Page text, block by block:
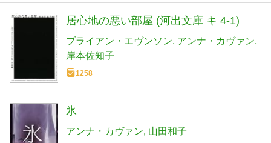
居心地の悪い部屋 (河出文庫 キ 4-1)
ブライアン・エヴンソン アンナ・カヴァン
岸本佐知子
1258
氷
アンナ・カヴァン 山田和子